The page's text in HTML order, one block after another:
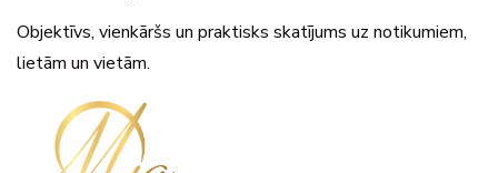
Objektīvs, vienkāršs un praktisks skatījums uz notikumiem,
lietām un vietām.